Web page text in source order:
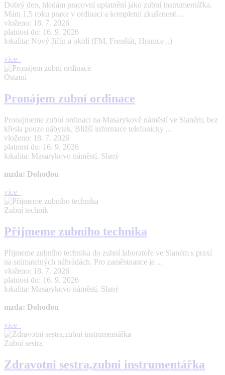
Dobrý den, hledám pracovní uplatnění jako zubní instrumentářka.
Mám 1,5 roku praxe v ordinaci a kompletní zkušenosti ...
vloženo: 18. 7. 2026
platnost do: 16. 9. 2026
lokalita: Nový Jičín a okolí (FM, Frenštát, Hranice ..)
více
Ostatní
Pronájem zubní ordinace
Pronajmeme zubní ordinaci na Masarykově náměstí ve Slaném, bez
křesla pouze nábytek. Bližší informace telefonicky ...
vloženo: 18. 7. 2026
platnost do: 16. 9. 2026
lokalita: Masarykovo náměstí, Slaný
mzda: Dohodou
více
Zubní technik
Přijmeme zubního technika
Přijmeme zubního technika do zubní laboratoře ve Slaném s praxí
na snímatelných náhrádách. Pro zaměstnance je ...
vloženo: 18. 7. 2026
platnost do: 16. 9. 2026
lokalita: Masarykovo náměstí, Slaný
mzda: Dohodou
více
Zubní sestra
Zdravotni sestra,zubni instrumentářka